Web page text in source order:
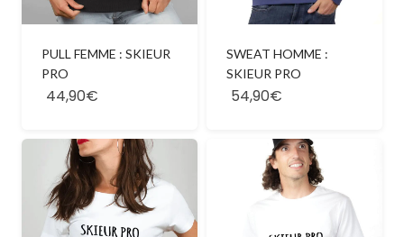
PULL FEMME : SKIEUR
PRO
44,90€
SWEAT HOMME :
SKIEUR PRO
54,90€